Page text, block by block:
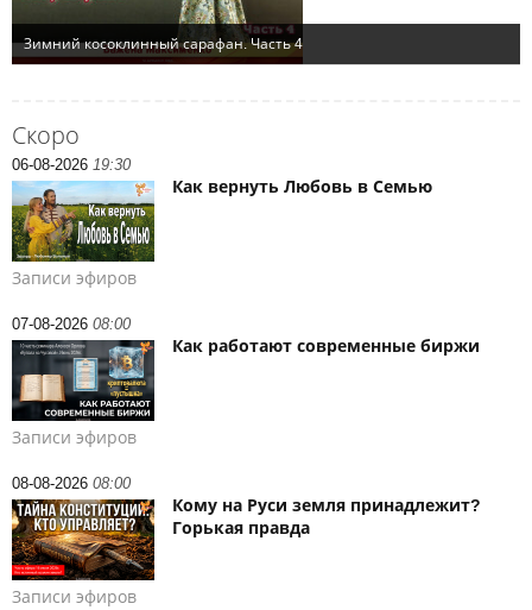
Скоро
06-08-2026 19:30
Как вернуть Любовь в Семью
Записи эфиров
07-08-2026 08:00
Как работают современные биржи
Записи эфиров
08-08-2026 08:00
Кому на Руси земля принадлежит?
Горькая правда
Записи эфиров